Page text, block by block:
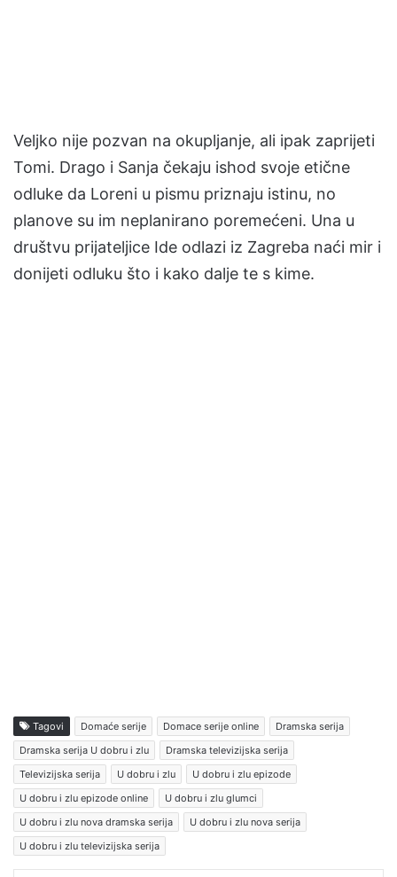
Veljko nije pozvan na okupljanje, ali ipak zaprijeti
Tomi. Drago i Sanja čekaju ishod svoje etične
odluke da Loreni u pismu priznaju istinu, no
planove su im neplanirano poremećeni. Una u
društvu prijateljice Ide odlazi iz Zagreba naći mir i
donijeti odluku što i kako dalje te s kime.
Tagovi Domaće serije Domace serije online
Dramska serija
Dramska serija U dobru i zlu
Dramska televizijska serija
Televizijska serija
U dobru i zlu
U dobru i zlu epizode
U dobru i zlu epizode online
U dobru i zlu glumci
U dobru i zlu nova dramska serija
U dobru i zlu nova serija
U dobru i zlu televizijska serija